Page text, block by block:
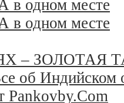
в одном месте
в одном месте
– ЗОЛОТАЯ
об Индийском
Pankovby.Com